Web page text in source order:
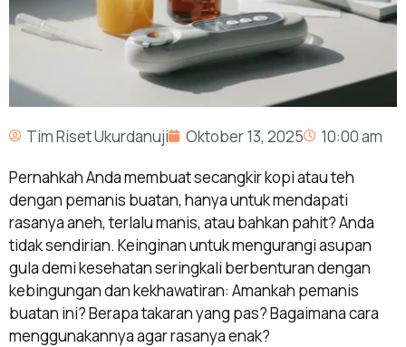
Tim Riset Ukurdanuji Oktober 13, 2025
10:00 am
Pernahkah Anda membuat secangkir kopi atau teh
dengan pemanis buatan, hanya untuk mendapati
rasanya aneh, terlalu manis, atau bahkan pahit? Anda
tidak sendirian. Keinginan untuk mengurangi asupan
gula demi kesehatan seringkali berbenturan dengan
kebingungan dan kekhawatiran: Amankah pemanis
buatan ini? Berapa takaran yang pas? Bagaimana cara
menggunakannya agar rasanya enak?